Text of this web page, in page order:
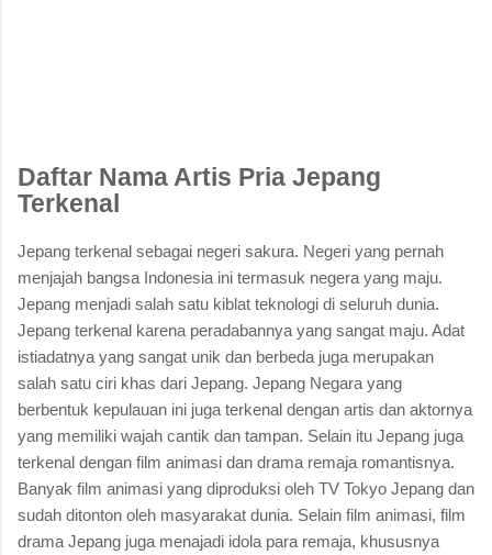
Daftar Nama Artis Pria Jepang
Terkenal
Jepang terkenal sebagai negeri sakura. Negeri yang pernah
menjajah bangsa Indonesia ini termasuk negera yang maju.
Jepang menjadi salah satu kiblat teknologi di seluruh dunia.
Jepang terkenal karena peradabannya yang sangat maju. Adat
istiadatnya yang sangat unik dan berbeda juga merupakan
salah satu ciri khas dari Jepang. Jepang Negara yang
berbentuk kepulauan ini juga terkenal dengan artis dan aktornya
yang memiliki wajah cantik dan tampan. Selain itu Jepang juga
terkenal dengan film animasi dan drama remaja romantisnya.
Banyak film animasi yang diproduksi oleh TV Tokyo Jepang dan
sudah ditonton oleh masyarakat dunia. Selain film animasi, film
drama Jepang juga menajadi idola para remaja, khususnya